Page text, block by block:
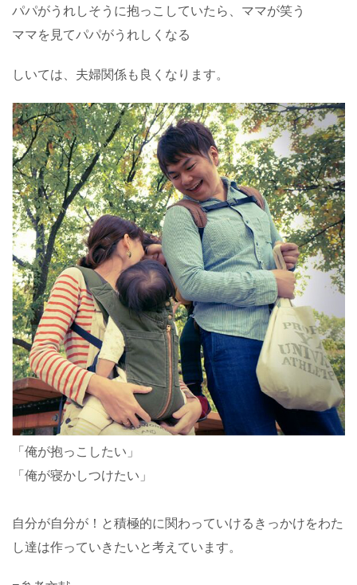
パパがうれしそうに抱っこしていたら、ママが笑う
ママを見てパパがうれしくなる
しいては、夫婦関係も良くなります。
「俺が抱っこしたい」
「俺が寝かしつけたい」
自分が自分が！と積極的に関わっていけるきっかけをわた
し達は作っていきたいと考えています。